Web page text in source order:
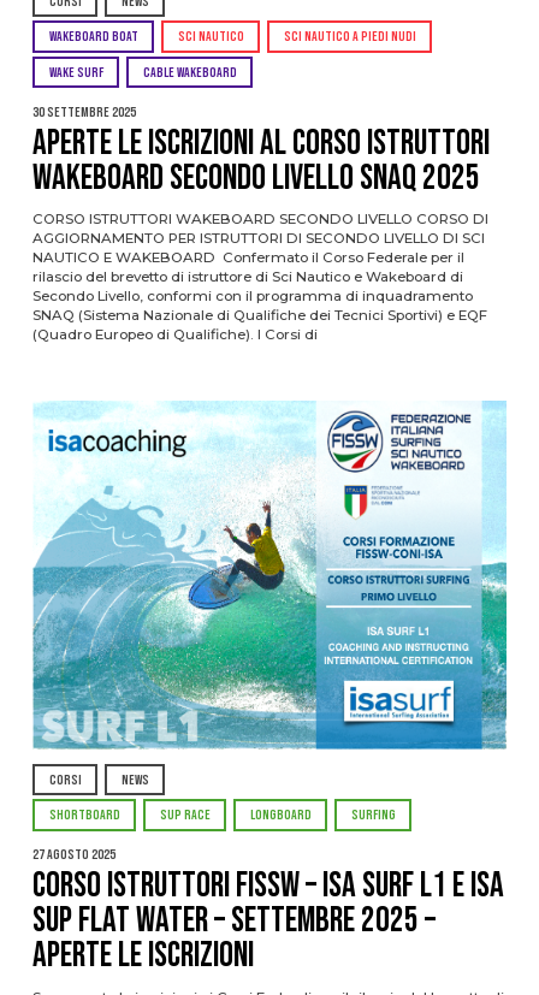
WAKEBOARD BOAT SCI NAUTICO SCI NAUTICO A PIEDI NUDI
WAKE SURF CABLE WAKEBOARD
30 Settembre 2025
APERTE LE ISCRIZIONI AL CORSO ISTRUTTORI
WAKEBOARD SECONDO LIVELLO SNaQ 2025
CORSO ISTRUTTORI WAKEBOARD SECONDO LIVELLO CORSO DI
AGGIORNAMENTO PER ISTRUTTORI DI SECONDO LIVELLO DI SCI
NAUTICO E WAKEBOARD Confermato il Corso Federale per il
rilascio del brevetto di istruttore di Sci Nautico e Wakeboard di
Secondo Livello, conformi con il programma di inquadramento
SNAQ (Sistema Nazionale di Qualifiche dei Tecnici Sportivi) e EQF
(Quadro Europeo di Qualifiche). I Corsi di
CORSI NEWS
SHORTBOARD SUP RACE LONGBOARD SURFING
27 Agosto 2025
CORSO ISTRUTTORI FISSW – ISA SURF L1 e ISA
SUP Flat Water – Settembre 2025 –
APERTE LE ISCRIZIONI